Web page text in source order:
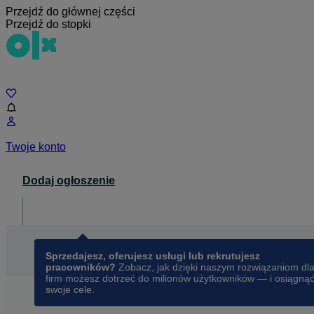
Przejdź do głównej części
Przejdź do stopki
Twoje konto
Dodaj ogłoszenie
Sprzedajesz, oferujesz usługi lub rekrutujesz
pracowników? Zobacz, jak dzięki naszym rozwiązaniom dla
firm możesz dotrzeć do milionów użytkowników — i osiągnąć
swoje cele.